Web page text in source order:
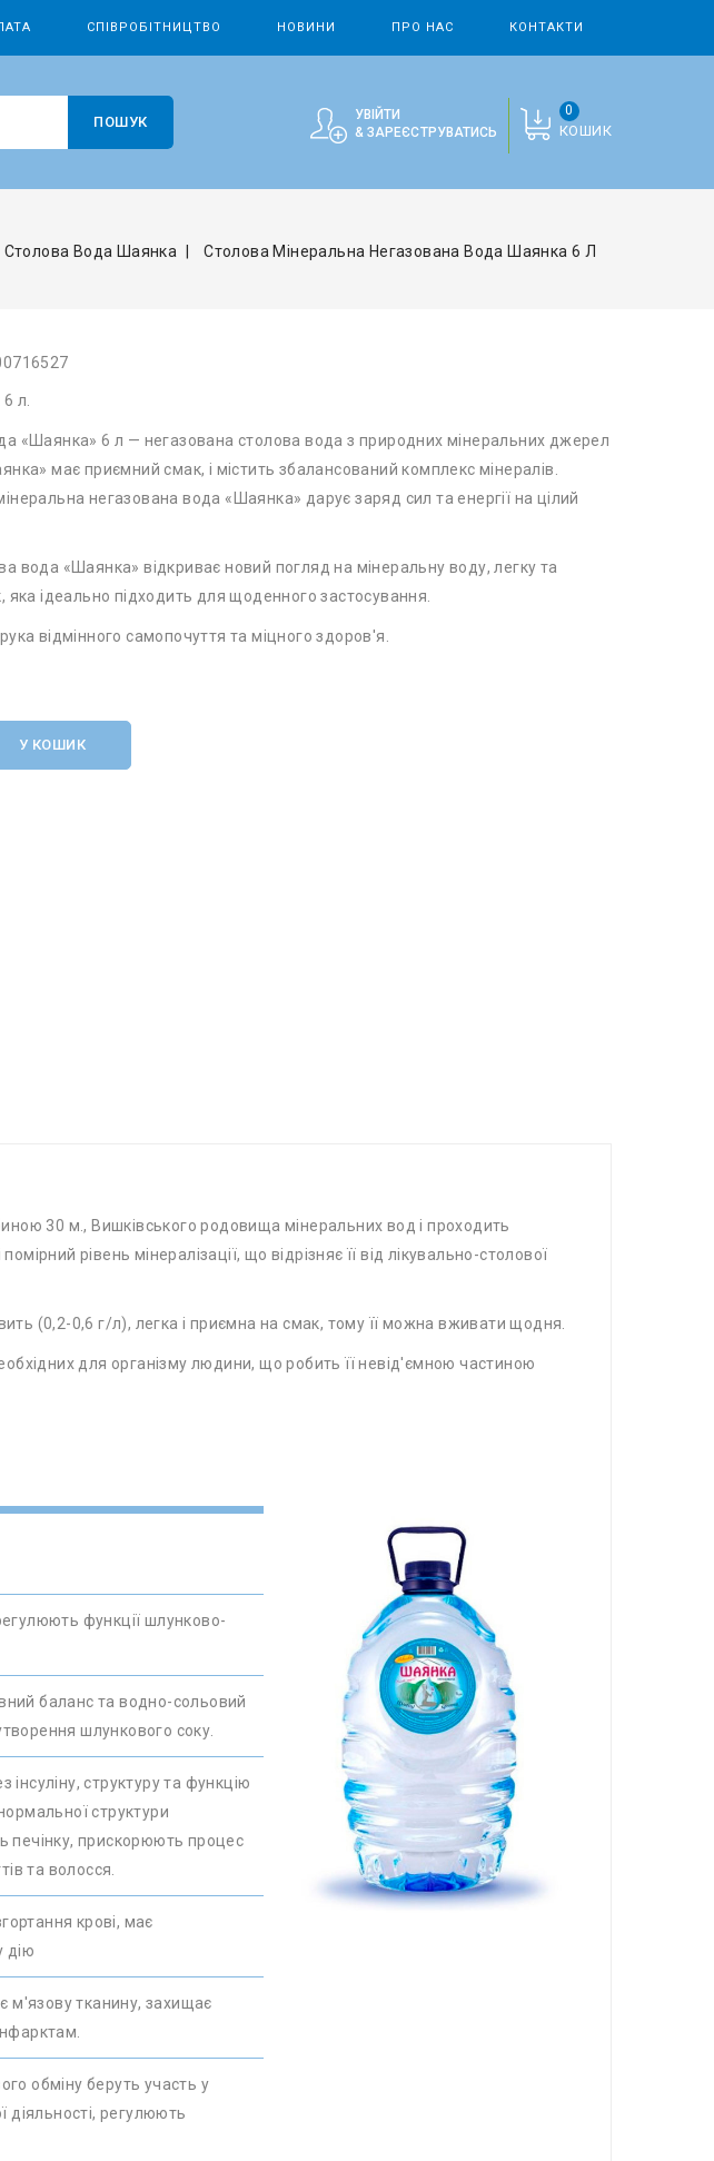
СПІВРОБІТНИЦТВО НОВИНИ ПРО НАС КОНТАКТИ
КОШИК
0
УВІЙТИ
& ЗАРЕЄСТРУВАТИСЬ
ПОШУК
Столова Вода Шаянка Столова Мінеральна Негазована Вода Шаянка 6 Л
л.
«Шаянка» 6 л — негазована столова вода з природних мінеральних джерел
має приємний смак, і містить збалансований комплекс мінералів.
негазована вода «Шаянка» дарує заряд сил та енергії на цілий
вода «Шаянка» відкриває новий погляд на мінеральну воду, легку та
яка ідеально підходить для щоденного застосування.
відмінного самопочуття та міцного здоров'я.
У КОШИК
30 м., Вишківського родовища мінеральних вод і проходить
рівень мінералізації, що відрізняє її від лікувально-столової
(0,2-0,6 г/л), легка і приємна на смак, тому її можна вживати щодня.
для організму людини, що робить її невід'ємною частиною
функції шлунково-
баланс та водно-сольовий
шлункового соку.
структуру та функцію
структури
печінку, прискорюють процес
та волосся.
крові, має
дію
м'язову тканину, захищає
обміну беруть участь у
діяльності, регулюють